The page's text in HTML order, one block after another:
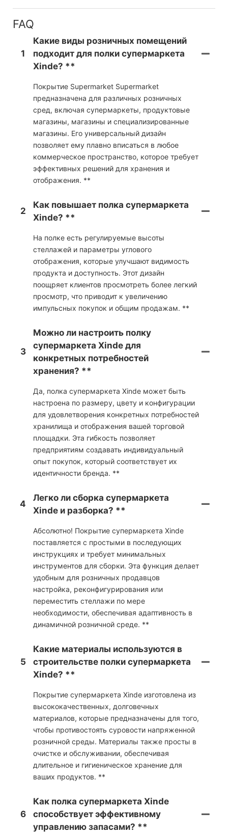
FAQ
1
Какие виды розничных помещений
подходит для полки супермаркета
Xinde? **
Покрытие Supermarket Supermarket
предназначена для различных розничных
сред, включая супермаркеты, продуктовые
магазины, магазины и специализированные
магазины. Его универсальный дизайн
позволяет ему плавно вписаться в любое
коммерческое пространство, которое требует
эффективных решений для хранения и
отображения. **
2
Как повышает полка супермаркета
Xinde? **
На полке есть регулируемые высоты
стеллажей и параметры углового
отображения, которые улучшают видимость
продукта и доступность. Этот дизайн
поощряет клиентов просмотреть более легкий
просмотр, что приводит к увеличению
импульсных покупок и общим продажам. **
3
Можно ли настроить полку
супермаркета Xinde для
конкретных потребностей
хранения? **
Да, полка супермаркета Xinde может быть
настроена по размеру, цвету и конфигурации
для удовлетворения конкретных потребностей
хранилища и отображения вашей торговой
площадки. Эта гибкость позволяет
предприятиям создавать индивидуальный
опыт покупок, который соответствует их
идентичности бренда. **
4
Легко ли сборка супермаркета
Xinde и разборка? **
Абсолютно! Покрытие супермаркета Xinde
поставляется с простыми в последующих
инструкциях и требует минимальных
инструментов для сборки. Эта функция делает
удобным для розничных продавцов
настройка, реконфигурирования или
переместить стеллажи по мере
необходимости, обеспечивая адаптивность в
динамичной розничной среде. **
5
Какие материалы используются в
строительстве полки супермаркета
Xinde? **
Покрытие супермаркета Xinde изготовлена ​​из
высококачественных, долговечных
материалов, которые предназначены для того,
чтобы противостоять суровости напряженной
розничной среды. Материалы также просты в
очистке и обслуживании, обеспечивая
длительное и гигиеническое хранение для
ваших продуктов. **
6
Как полка супермаркета Xinde
способствует эффективному
управлению запасами? **